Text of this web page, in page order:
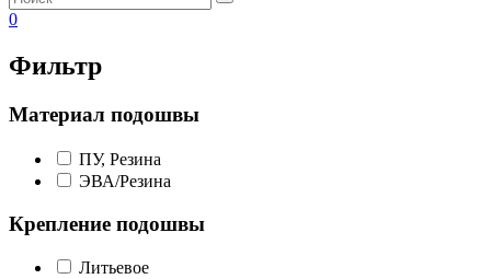
0
Фильтр
Материал подошвы
ПУ, Резина
ЭВА/Резина
Крепление подошвы
Литьевое